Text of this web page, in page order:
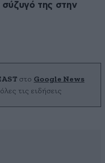
της στην
στο Google News
τις ειδήσεις